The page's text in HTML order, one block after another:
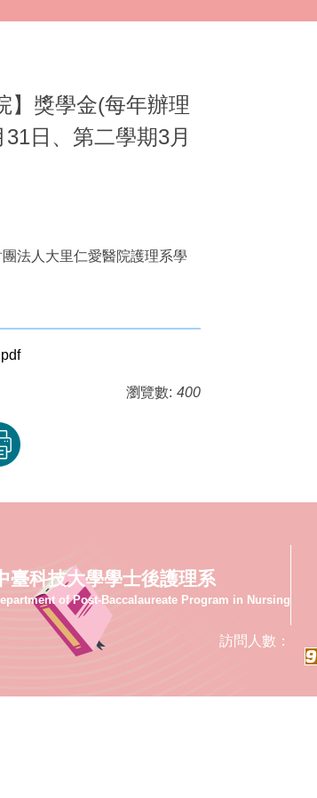
】獎學金(每年辦理
日、第二學期3月
法人大里仁愛醫院護理系學
瀏覽數: 400
臺科技大學學士後護理系
of Post-Baccalaureate Program in Nursing